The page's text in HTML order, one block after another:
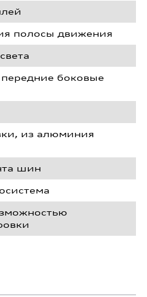
полосы движения
боковые
из алюминия
шин